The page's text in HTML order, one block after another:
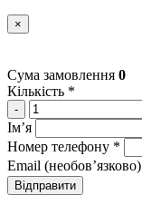
×
Сума замовлення 0
Кількість *
-
Імʼя
Номер телефону *
Email (необовʼязково)
Відправити